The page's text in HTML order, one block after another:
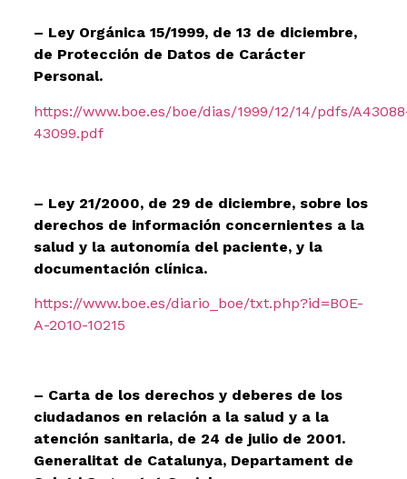
– Ley Orgánica 15/1999, de 13 de diciembre,
de Protección de Datos de Carácter
Personal.
https://www.boe.es/boe/dias/1999/12/14/pdfs/
43099.pdf
– Ley 21/2000, de 29 de diciembre, sobre los
derechos de información concernientes a la
salud y la autonomía del paciente, y la
documentación clínica.
https://www.boe.es/diario_boe/txt.php?id=BOE-
A-2010-10215
– Carta de los derechos y deberes de los
ciudadanos en relación a la salud y a la
atención sanitaria, de 24 de julio de 2001.
Generalitat de Catalunya, Departament de